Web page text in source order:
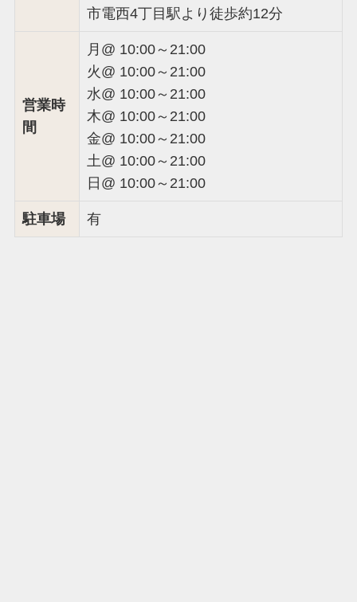
市電西4丁目駅より徒歩約12分
営業時
間
月@ 10:00～21:00
火@ 10:00～21:00
水@ 10:00～21:00
木@ 10:00～21:00
金@ 10:00～21:00
土@ 10:00～21:00
日@ 10:00～21:00
駐車場 有